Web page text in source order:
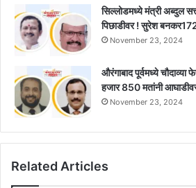
सिल्लोडमध्ये मंत्री अब्दुल
पिछाडीवर ! सुरेश
November 23, 2024
औरंगाबाद पूर्वमध्ये
हजार 850 मतांनी
November 23, 2024
Related Articles